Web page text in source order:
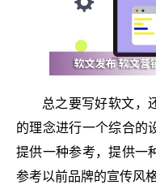
总之要写好软文，
的理念进行一个综合的
提供一种参考，提供一
参考以前品牌的宣传风